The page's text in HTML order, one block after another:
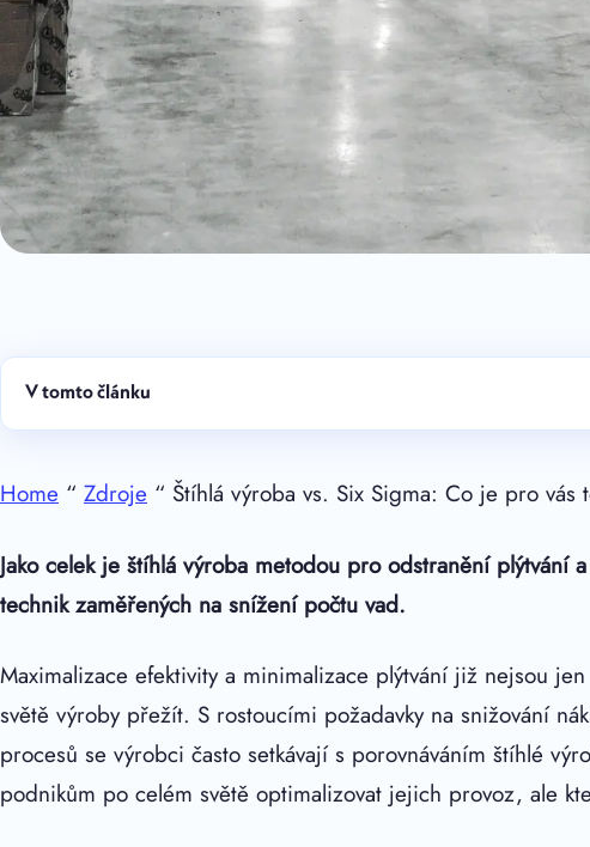
V tomto článku
Home “ Zdroje “ Štíhlá výroba vs. Six Sigma: Co je pro vás
Jako celek je štíhlá výroba metodou pro odstranění plýtvání
technik zaměřených na snížení počtu vad.
Maximalizace efektivity a minimalizace plýtvání již nejsou jen
světě výroby přežít. S rostoucími požadavky na snižování
procesů se výrobci často setkávají s porovnáváním štíhlé
podnikům po celém světě optimalizovat jejich provoz, ale